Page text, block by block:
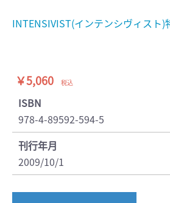
INTENSIVIST(インテンシヴィスト)
￥5,060 税込
ISBN
978-4-89592-594-5
刊行年月
2009/10/1